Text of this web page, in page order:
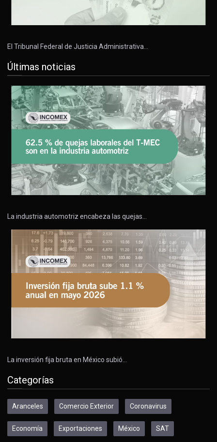
El Tribunal Federal de Justicia Administrativa…
Últimas noticias
La industria automotriz encabeza las quejas…
La inversión fija bruta en México subió…
Categorías
Aranceles Comercio Exterior Coronavirus
Economía Exportaciones México SAT